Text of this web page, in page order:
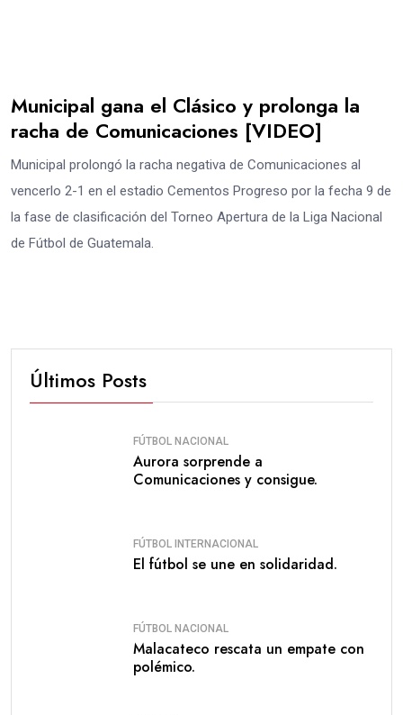
Municipal gana el Clásico y prolonga la
racha de Comunicaciones [VIDEO]
Municipal prolongó la racha negativa de Comunicaciones al
vencerlo 2-1 en el estadio Cementos Progreso por la fecha 9 de
la fase de clasificación del Torneo Apertura de la Liga Nacional
de Fútbol de Guatemala.
Últimos Posts
FÚTBOL NACIONAL
Aurora sorprende a
Comunicaciones y consigue.
FÚTBOL INTERNACIONAL
El fútbol se une en solidaridad.
FÚTBOL NACIONAL
Malacateco rescata un empate con
polémico.